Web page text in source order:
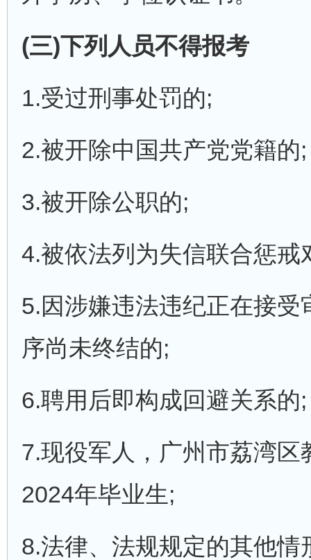
(三)下列人员不得报考
1.受过刑事处罚的;
2.被开除中国共产党党籍的;
3.被开除公职的;
4.被依法列为失信联合惩戒
5.因涉嫌违法违纪正在接
序尚未终结的;
6.聘用后即构成回避关系的;
7.现役军人，广州市荔湾
2024年毕业生;
8.法律、法规规定的其他情